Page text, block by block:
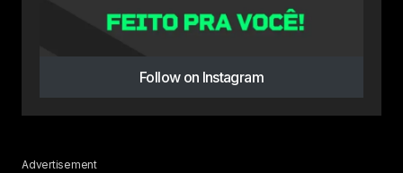
Follow on Instagram
Advertisement